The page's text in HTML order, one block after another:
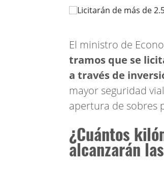
El ministro de
tramos que se
a través de
mayor seguridad
apertura de sobres
¿Cuántos
alcanzarán